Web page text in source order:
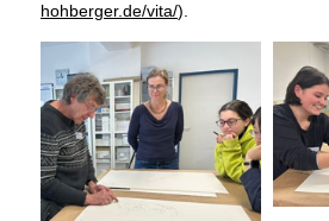
hohberger.de/vita/).